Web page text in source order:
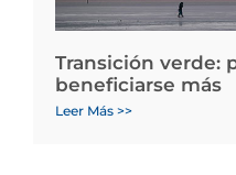
Transición verde:
beneficiarse más
Leer Más >>